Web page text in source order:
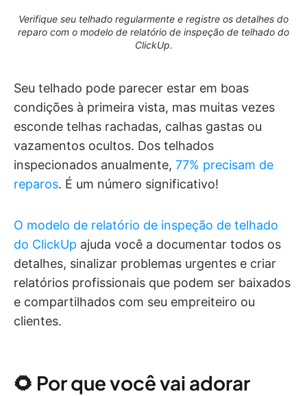
Verifique seu telhado regularmente e registre os detalhes do
reparo com o modelo de relatório de inspeção de telhado do
ClickUp.
Seu telhado pode parecer estar em boas
condições à primeira vista, mas muitas vezes
esconde telhas rachadas, calhas gastas ou
vazamentos ocultos. Dos telhados
inspecionados anualmente, 77% precisam de
reparos. É um número significativo!
O modelo de relatório de inspeção de telhado
do ClickUp ajuda você a documentar todos os
detalhes, sinalizar problemas urgentes e criar
relatórios profissionais que podem ser baixados
e compartilhados com seu empreiteiro ou
clientes.
🌻 Por que você vai adorar